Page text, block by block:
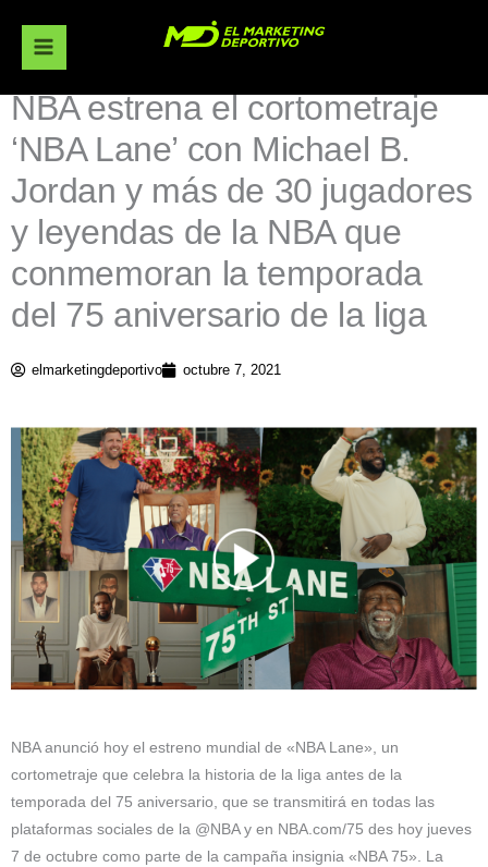
contenido
NBA estrena el cortometraje
‘NBA Lane’ con Michael B.
Jordan y más de 30 jugadores
y leyendas de la NBA que
conmemoran la temporada
del 75 aniversario de la liga
elmarketingdeportivo octubre 7, 2021
NBA anunció hoy el estreno mundial de «NBA Lane», un
cortometraje que celebra la historia de la liga antes de la
temporada del 75 aniversario, que se transmitirá en todas las
plataformas sociales de la @NBA y en NBA.com/75 des hoy jueves
7 de octubre como parte de la campaña insignia «NBA 75». La